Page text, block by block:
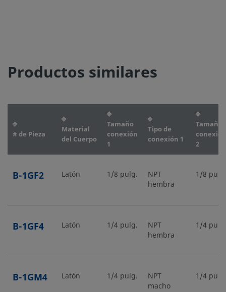
Productos similares
# de Pieza
Material
del Cuerpo
Tamaño
conexión
1
Tipo de
conexión 1
Tamaño
conexión
2
B-1GF2 Latón 1/8 pulg.
NPT
hembra
1/8 pulg.
B-1GF4 Latón 1/4 pulg.
NPT
hembra
1/4 pulg.
B-1GM4 Latón 1/4 pulg.
NPT
macho
1/4 pulg.